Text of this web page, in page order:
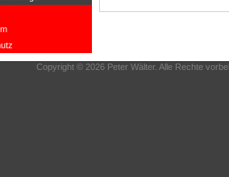
Copyright © 2026 Peter Wälter. Alle Rechte